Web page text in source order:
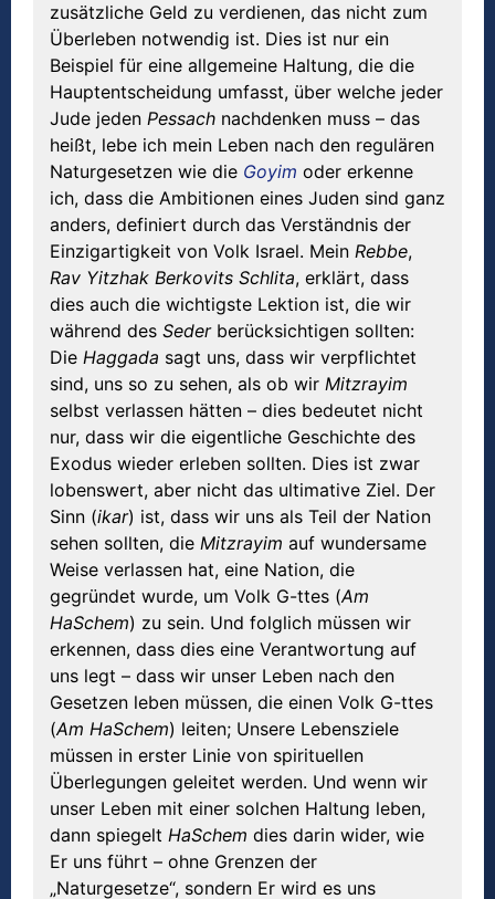
zusätzliche Geld zu verdienen, das nicht zum
Überleben notwendig ist. Dies ist nur ein
Beispiel für eine allgemeine Haltung, die die
Hauptentscheidung umfasst, über welche jeder
Jude jeden Pessach nachdenken muss – das
heißt, lebe ich mein Leben nach den regulären
Naturgesetzen wie die Goyim oder erkenne
ich, dass die Ambitionen eines Juden sind ganz
anders, definiert durch das Verständnis der
Einzigartigkeit von Volk Israel. Mein Rebbe,
Rav Yitzhak Berkovits Schlita, erklärt, dass
dies auch die wichtigste Lektion ist, die wir
während des Sederberücksichtigen sollten:
Die Haggada sagt uns, dass wir verpflichtet
sind, uns so zu sehen, als ob wir Mitzrayim
selbst verlassen hätten – dies bedeutet nicht
nur, dass wir die eigentliche Geschichte des
Exodus wieder erleben sollten. Dies ist zwar
lobenswert, aber nicht das ultimative Ziel. Der
Sinn (ikar) ist, dass wir uns als Teil der Nation
sehen sollten, die Mitzrayim auf wundersame
Weise verlassen hat, eine Nation, die
gegründet wurde, um Volk G-ttes (Am
HaSchem) zu sein. Und folglich müssen wir
erkennen, dass dies eine Verantwortung auf
uns legt – dass wir unser Leben nach den
Gesetzen leben müssen, die einen Volk G-ttes
(Am HaSchem) leiten; Unsere Lebensziele
müssen in erster Linie von spirituellen
Überlegungen geleitet werden. Und wenn wir
unser Leben mit einer solchen Haltung leben,
dann spiegelt HaSchem dies darin wider, wie
Er uns führt – ohne Grenzen der
„Naturgesetze“, sondern Er wird es uns